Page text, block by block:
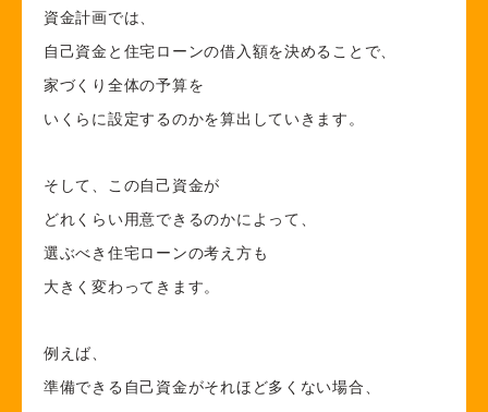
資金計画では、
自己資金と住宅ローンの借入額を決めることで、
家づくり全体の予算を
いくらに設定するのかを算出していきます。
そして、この自己資金が
どれくらい用意できるのかによって、
選ぶべき住宅ローンの考え方も
大きく変わってきます。
例えば、
準備できる自己資金がそれほど多くない場合、